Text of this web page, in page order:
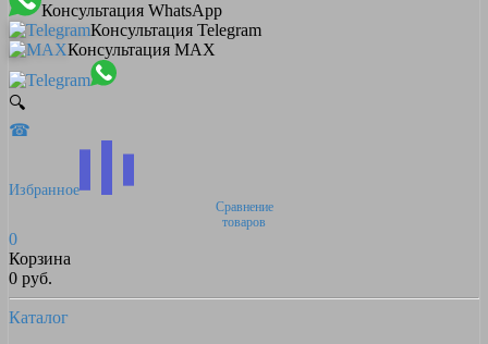
Консультация WhatsApp
Консультация Telegram
Консультация MAX
🔍
☎
Избранное
Сравнение
товаров
0
Корзина
0 руб.
Каталог